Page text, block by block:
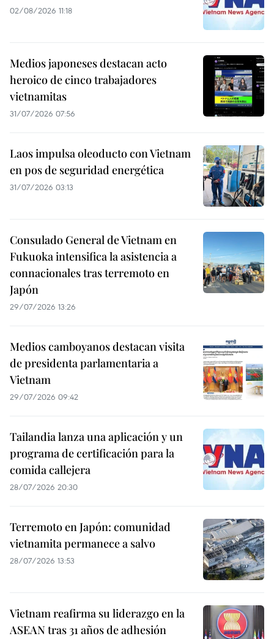
02/08/2026 11:18
Medios japoneses destacan acto
heroico de cinco trabajadores
vietnamitas
31/07/2026 07:56
Laos impulsa oleoducto con Vietnam
en pos de seguridad energética
31/07/2026 03:13
Consulado General de Vietnam en
Fukuoka intensifica la asistencia a
connacionales tras terremoto en
Japón
29/07/2026 13:26
Medios camboyanos destacan visita
de presidenta parlamentaria a
Vietnam
29/07/2026 09:42
Tailandia lanza una aplicación y un
programa de certificación para la
comida callejera
28/07/2026 20:30
Terremoto en Japón: comunidad
vietnamita permanece a salvo
28/07/2026 13:53
Vietnam reafirma su liderazgo en la
ASEAN tras 31 años de adhesión